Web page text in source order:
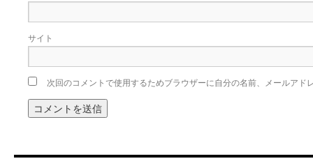
サイト
次回のコメントで使用するためブラウザーに自分の名前、メールアド